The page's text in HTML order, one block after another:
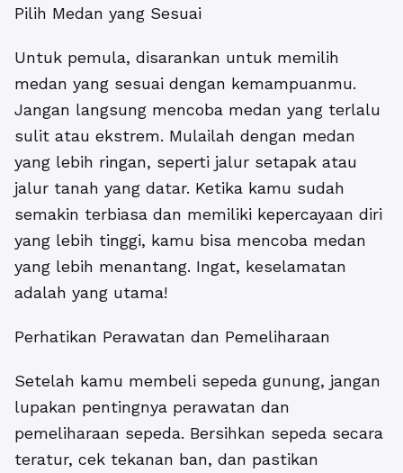
Pilih Medan yang Sesuai
Untuk pemula, disarankan untuk memilih
medan yang sesuai dengan kemampuanmu.
Jangan langsung mencoba medan yang terlalu
sulit atau ekstrem. Mulailah dengan medan
yang lebih ringan, seperti jalur setapak atau
jalur tanah yang datar. Ketika kamu sudah
semakin terbiasa dan memiliki kepercayaan diri
yang lebih tinggi, kamu bisa mencoba medan
yang lebih menantang. Ingat, keselamatan
adalah yang utama!
Perhatikan Perawatan dan Pemeliharaan
Setelah kamu membeli sepeda gunung, jangan
lupakan pentingnya perawatan dan
pemeliharaan sepeda. Bersihkan sepeda secara
teratur, cek tekanan ban, dan pastikan